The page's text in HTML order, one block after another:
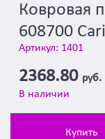
Ковровая
608700
Артикул: 1401
2368.80 руб.
В наличии
Купить